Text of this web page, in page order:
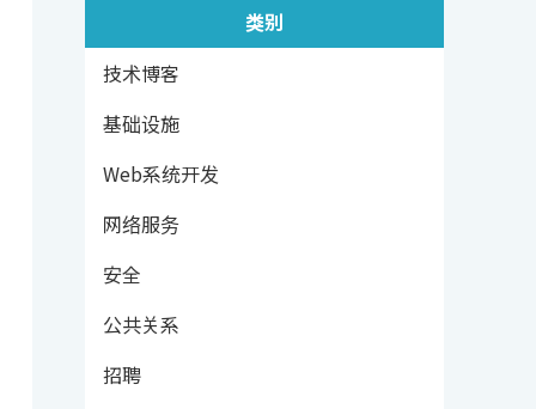
类别
技术博客
基础设施
Web系统开发
网络服务
安全
公共关系
招聘